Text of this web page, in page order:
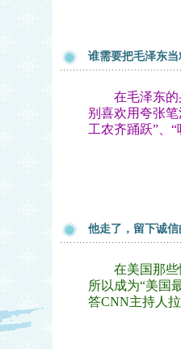
谁需要把毛泽东
在毛泽东的身
别喜欢用夸张
工农齐踊跃”、
他走了，留下诚
在美国那些愤
所以成为“美国
答CNN主持人